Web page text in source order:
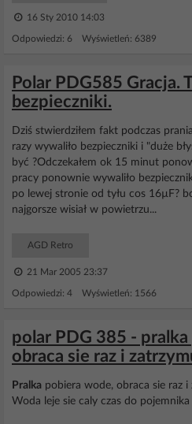
16 Sty 2010 14:03
Odpowiedzi: 6 Wyświetleń: 6389
Polar PDG585 Gracja.
bezpieczniki.
Dziś stwierdziłem fakt podczas
razy wywaliło bezpieczniki i "duże
być ?Odczekałem ok 15 minut
pracy ponownie wywaliło
po lewej stronie od tyłu cos 16µF?
najgorsze wisiał w powietrzu...
AGD Retro
21 Mar 2005 23:37
Odpowiedzi: 4 Wyświetleń: 1566
polar PDG 385 -
obraca sie raz i
Pralka pobiera wode, obraca sie raz
Woda leje sie caly czas do pojemnika